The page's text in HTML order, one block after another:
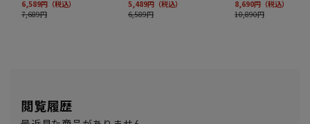
閲覧履歴